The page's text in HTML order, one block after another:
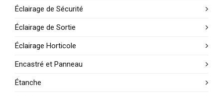
Éclairage de Sécurité
Éclairage de Sortie
Éclairage Horticole
Encastré et Panneau
Étanche